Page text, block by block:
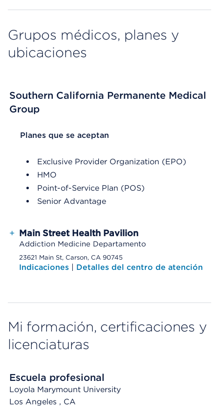
Grupos médicos, planes y
ubicaciones
Southern California Permanente Medical
Group
List Header Planes que se aceptan
Planes que se aceptan
Exclusive Provider Organization (EPO)
HMO
Point-of-Service Plan (POS)
Senior Advantage
+ Main Street Health Pavilion
Addiction Medicine Departamento
23621 Main St, Carson, CA 90745
Indicaciones | Detalles del centro de atención
Mi formación, certificaciones y
licenciaturas
Escuela profesional
Loyola Marymount University
Los Angeles , CA